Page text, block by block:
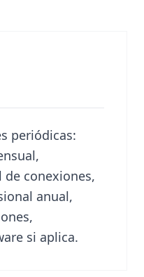
periódicas:
conexiones,
anual,
si aplica.